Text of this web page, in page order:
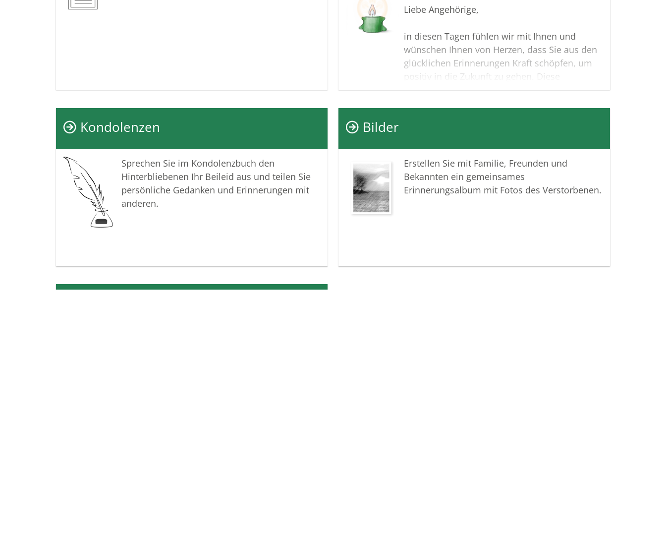
Liebe Angehörige,
in diesen Tagen fühlen wir mit Ihnen und
wünschen Ihnen von Herzen, dass Sie aus den
glücklichen Erinnerungen Kraft schöpfen, um
positiv in die Zukunft zu gehen. Diese
Gedenkseite möge Ihnen dabei helfen, Ihre
Ihr Bestattungshaus Krisinger
Kondolenzen
Sprechen Sie im Kondolenzbuch den
Hinterbliebenen Ihr Beileid aus und teilen Sie
persönliche Gedanken und Erinnerungen mit
anderen.
Bilder
Erstellen Sie mit Familie, Freunden und
Bekannten ein gemeinsames
Erinnerungsalbum mit Fotos des Verstorbenen.